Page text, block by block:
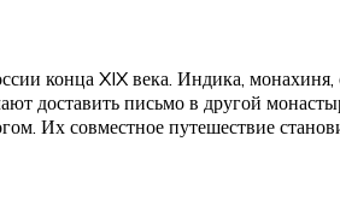
конца XIX века. Индика,
доставить письмо в другой
Их совместное путешествие